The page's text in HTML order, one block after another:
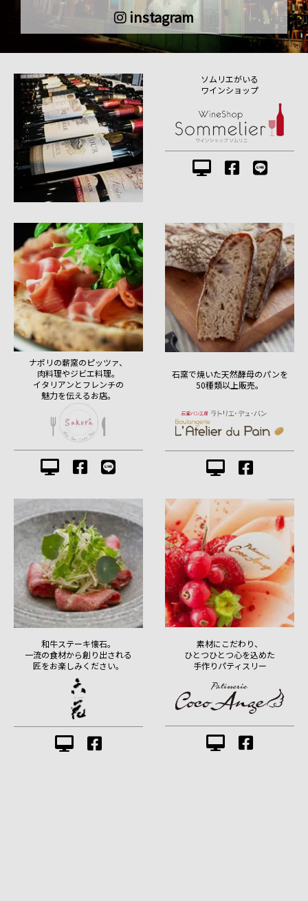
instagram
ソムリエがいる
ワインショップ
ナポリの薪窯のピッツァ、
肉料理やジビエ料理。
イタリアンとフレンチの
魅力を伝えるお店。
石窯で焼いた天然酵母のパンを
50種類以上販売。
和牛ステーキ懐石。
一流の食材から創り出される
匠をお楽しみください。
素材にこだわり、
ひとつひとつ心を込めた
手作りパティスリー